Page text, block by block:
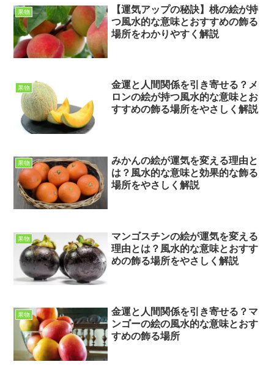
果物
【運気アップの秘訣】桃の絵が持
つ風水的な意味とおすすめの飾る
場所をわかりやすく解説
果物
金運と人間関係を引き寄せる？メ
ロンの絵が持つ風水的な意味とお
すすめの飾る場所をやさしく解説
果物
みかんの絵が運気を変える理由と
は？風水的な意味と効果的な飾る
場所をやさしく解説
果物
マンゴスチンの絵が運気を変える
理由とは？風水的な意味とおすす
めの飾る場所をやさしく解説
果物
金運と人間関係を引き寄せる？マ
ンゴーの絵の風水的な意味とおす
すめの飾る場所